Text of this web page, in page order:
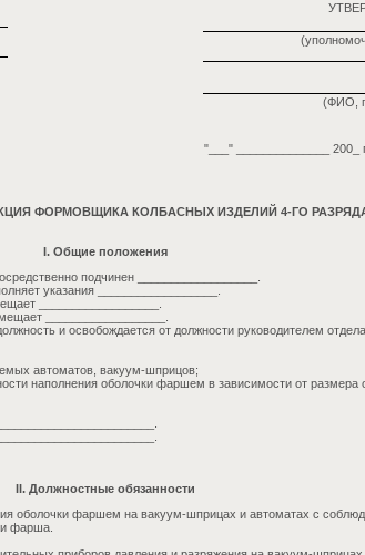
(ФИО,
"___" ______________ 200_
ФОРМОВЩИКА КОЛБАСНЫХ ИЗДЕЛИЙ 4-ГО
I. Общие положения
подчинен __________________.
указания __________________.
__________________.
__________________.
и освобождается от должности руководителем
автоматов, вакуум-шприцов;
наполнения оболочки фаршем в зависимости от размера
II. Должностные обязанности
оболочки фаршем на вакуум-шприцах и автоматах с
и фарша.